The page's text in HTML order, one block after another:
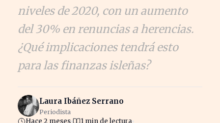
niveles de 2020, con un aumento
del 30% en renuncias a herencias.
¿Qué implicaciones tendrá esto
para las finanzas isleñas?
Laura Ibáñez Serrano
Periodista
Hace 2 meses 1 min de lectura